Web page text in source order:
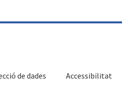
Accessibilitat
de dades